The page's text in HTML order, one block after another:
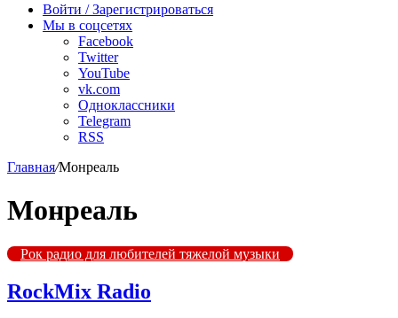
радио
Войти / Зарегистрироваться
Мы в соцсетях
Facebook
Twitter
YouTube
vk.com
Одноклассники
Telegram
RSS
Главная/Монреаль
Монреаль
Рок радио для любителей тяжелой музыки
RockMix Radio